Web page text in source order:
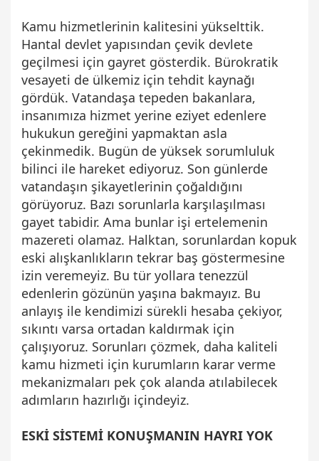
Kamu hizmetlerinin kalitesini yükselttik.
Hantal devlet yapısından çevik devlete
geçilmesi için gayret gösterdik. Bürokratik
vesayeti de ülkemiz için tehdit kaynağı
gördük. Vatandaşa tepeden bakanlara,
insanımıza hizmet yerine eziyet edenlere
hukukun gereğini yapmaktan asla
çekinmedik. Bugün de yüksek sorumluluk
bilinci ile hareket ediyoruz. Son günlerde
vatandaşın şikayetlerinin çoğaldığını
görüyoruz. Bazı sorunlarla karşılaşılması
gayet tabidir. Ama bunlar işi ertelemenin
mazereti olamaz. Halktan, sorunlardan kopuk
eski alışkanlıkların tekrar baş göstermesine
izin veremeyiz. Bu tür yollara tenezzül
edenlerin gözünün yaşına bakmayız. Bu
anlayış ile kendimizi sürekli hesaba çekiyor,
sıkıntı varsa ortadan kaldırmak için
çalışıyoruz. Sorunları çözmek, daha kaliteli
kamu hizmeti için kurumların karar verme
mekanizmaları pek çok alanda atılabilecek
adımların hazırlığı içindeyiz.
ESKİ SİSTEMİ KONUŞMANIN HAYRI YOK